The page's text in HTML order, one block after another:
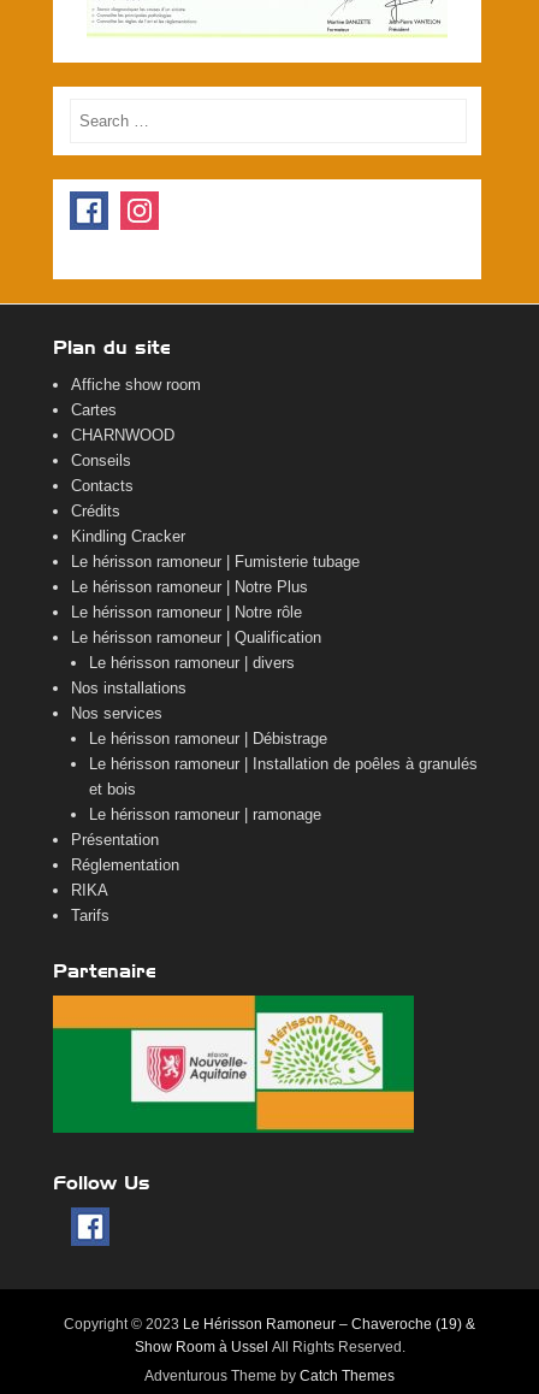
Search
Plan du site
Affiche show room
Cartes
CHARNWOOD
Conseils
Contacts
Crédits
Kindling Cracker
Le hérisson ramoneur | Fumisterie tubage
Le hérisson ramoneur | Notre Plus
Le hérisson ramoneur | Notre rôle
Le hérisson ramoneur | Qualification
Le hérisson ramoneur | divers
Nos installations
Nos services
Le hérisson ramoneur | Débistrage
Le hérisson ramoneur | Installation de poêles à granulés
et bois
Le hérisson ramoneur | ramonage
Présentation
Réglementation
RIKA
Tarifs
Partenaire
Follow Us
Copyright © 2023 Le Hérisson Ramoneur – Chaveroche (19) &
Show Room à Ussel All Rights Reserved.
Adventurous Theme by Catch Themes